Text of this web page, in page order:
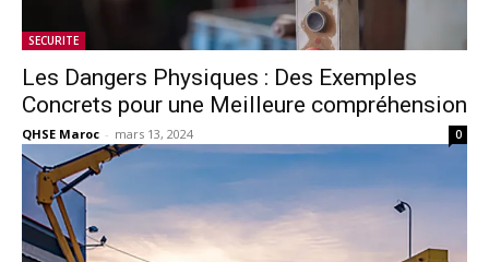
SECURITE
Les Dangers Physiques : Des Exemples
Concrets pour une Meilleure compréhension
QHSE Maroc - mars 13, 2024 0